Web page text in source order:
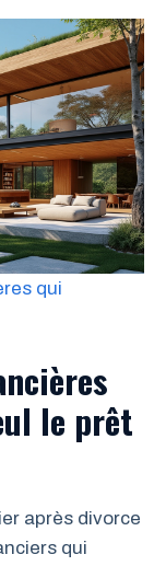
qui
le prêt
après divorce
qui